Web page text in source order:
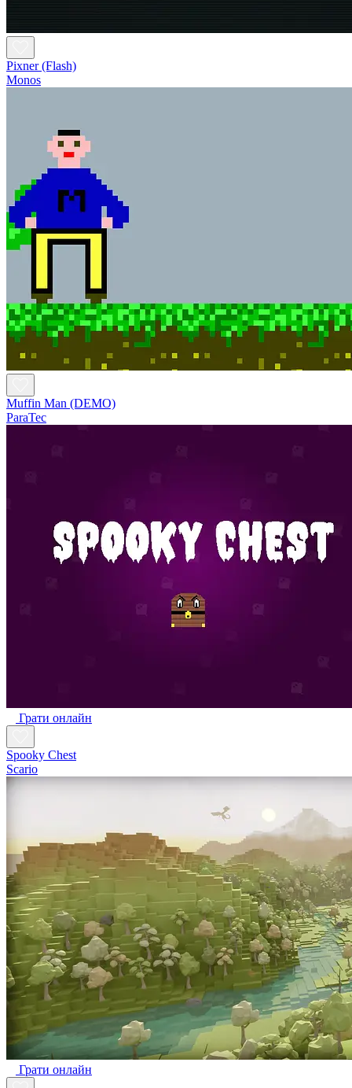
Pixner (Flash)
Monos
Muffin Man (DEMO)
ParaTec
Грати онлайн
Spooky Chest
Scario
Грати онлайн